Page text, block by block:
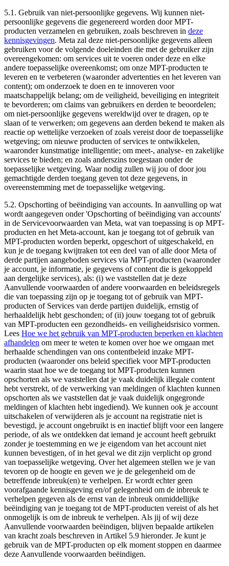
5.1. Gebruik van niet-persoonlijke gegevens. Wij kunnen niet-
persoonlijke gegevens die gegenereerd worden door MPT-
producten verzamelen en gebruiken, zoals beschreven in deze
kennisgevingen. Meta zal deze niet-persoonlijke gegevens alleen
gebruiken voor de volgende doeleinden die met de gebruiker zijn
overeengekomen: om services uit te voeren onder deze en elke
andere toepasselijke overeenkomst; om onze MPT-producten te
leveren en te verbeteren (waaronder advertenties en het leveren van
content); om onderzoek te doen en te innoveren voor
maatschappelijk belang; om de veiligheid, beveiliging en integriteit
te bevorderen; om claims van gebruikers en derden te beoordelen;
om niet-persoonlijke gegevens wereldwijd over te dragen, op te
slaan of te verwerken; om gegevens aan derden bekend te maken als
reactie op wettelijke verzoeken of zoals vereist door de toepasselijke
wetgeving; om nieuwe producten of services te ontwikkelen,
waaronder kunstmatige intelligentie; om meet-, analyse- en zakelijke
services te bieden; en zoals anderszins toegestaan onder de
toepasselijke wetgeving. Waar nodig zullen wij jou of door jou
gemachtigde derden toegang geven tot deze gegevens, in
overeenstemming met de toepasselijke wetgeving.
5.2. Opschorting of beëindiging van accounts. In aanvulling op wat
wordt aangegeven onder 'Opschorting of beëindiging van accounts'
in de Servicevoorwaarden van Meta, wat van toepassing is op MPT-
producten en het Meta-account, kan je toegang tot of gebruik van
MPT-producten worden beperkt, opgeschort of uitgeschakeld, en
kun je de toegang kwijtraken tot een deel van of alle door Meta of
derde partijen aangeboden services via MPT-producten (waaronder
je account, je informatie, je gegevens of content die is gekoppeld
aan dergelijke services), als: (i) we vaststellen dat je deze
Aanvullende voorwaarden of andere voorwaarden en beleidsregels
die van toepassing zijn op je toegang tot of gebruik van MPT-
producten of Services van derde partijen duidelijk, ernstig of
herhaaldelijk hebt geschonden; of (ii) jouw toegang tot of gebruik
van MPT-producten een gezondheids- en veiligheidsrisico vormen.
Lees Hoe we het gebruik van MPT-producten beperken en klachten
afhandelen om meer te weten te komen over hoe we omgaan met
herhaalde schendingen van ons contentbeleid inzake MPT-
producten (waaronder ons beleid specifiek voor MPT-producten
waarin staat hoe we de toegang tot MPT-producten kunnen
opschorten als we vaststellen dat je vaak duidelijk illegale content
hebt verstrekt, of de verwerking van meldingen of klachten kunnen
opschorten als we vaststellen dat je vaak duidelijk ongegronde
meldingen of klachten hebt ingediend). We kunnen ook je account
uitschakelen of verwijderen als je account na registratie niet is
bevestigd, je account ongebruikt is en inactief blijft voor een langere
periode, of als we ontdekken dat iemand je account heeft gebruikt
zonder je toestemming en we je eigendom van het account niet
kunnen bevestigen, of in het geval we dit zijn verplicht op grond
van toepasselijke wetgeving. Over het algemeen stellen we je van
tevoren op de hoogte en geven we je de gelegenheid om de
betreffende inbreuk(en) te verhelpen. Er wordt echter geen
voorafgaande kennisgeving en/of gelegenheid om de inbreuk te
verhelpen gegeven als de ernst van de inbreuk onmiddellijke
beëindiging van je toegang tot de MPT-producten vereist of als het
onmogelijk is om de inbreuk te verhelpen. Als jij of wij deze
Aanvullende voorwaarden beëindigen, blijven bepaalde artikelen
van kracht zoals beschreven in Artikel 5.9 hieronder. Je kunt je
gebruik van de MPT-producten op elk moment stoppen en daarmee
deze Aanvullende voorwaarden beëindigen.